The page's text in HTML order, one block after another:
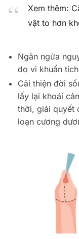
Xem thêm:
vật to hơn
Ngăn ngừa
do vi khuẩn
Cải thiện đời
lấy lại khoái
thời, giải quyết
loạn cương